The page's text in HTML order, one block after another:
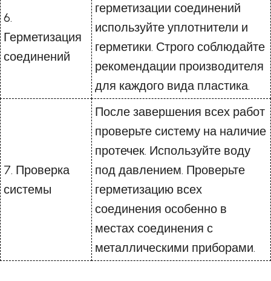
6.
Герметизация
соединений
герметизации соединений
используйте уплотнители и
герметики. Строго соблюдайте
рекомендации производителя
для каждого вида пластика.
7. Проверка
системы
После завершения всех работ
проверьте систему на наличие
протечек. Используйте воду
под давлением. Проверьте
герметизацию всех
соединения особенно в
местах соединения с
металлическими приборами.